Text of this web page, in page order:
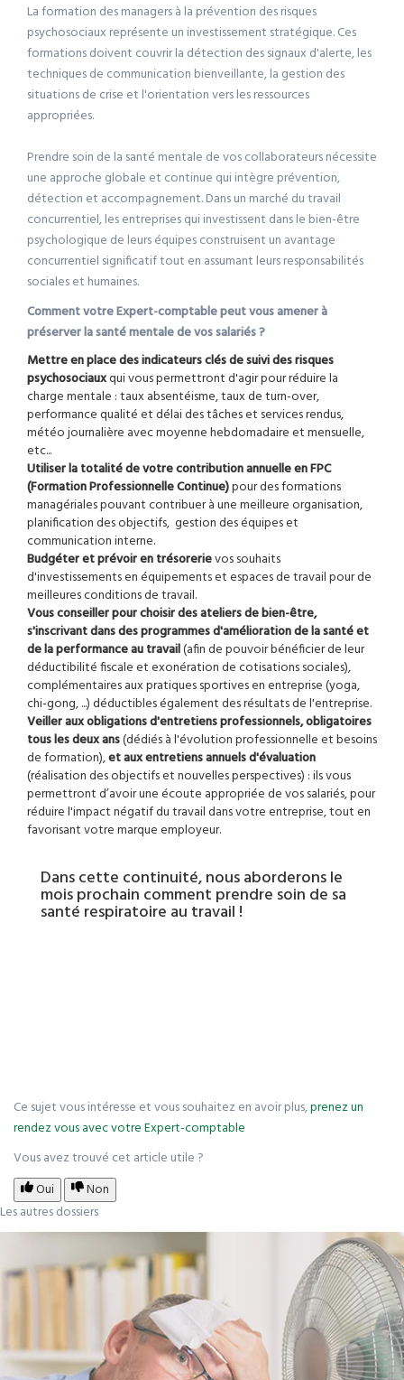
La formation des managers à la prévention des risques
psychosociaux représente un investissement stratégique. Ces
formations doivent couvrir la détection des signaux d'alerte, les
techniques de communication bienveillante, la gestion des
situations de crise et l'orientation vers les ressources
appropriées.
Prendre soin de la santé mentale de vos collaborateurs nécessite
une approche globale et continue qui intègre prévention,
détection et accompagnement. Dans un marché du travail
concurrentiel, les entreprises qui investissent dans le bien-être
psychologique de leurs équipes construisent un avantage
concurrentiel significatif tout en assumant leurs responsabilités
sociales et humaines.
Comment votre Expert-comptable peut vous amener à
préserver la santé mentale de vos salariés ?
Mettre en place des indicateurs clés de suivi des risques
psychosociauxqui vous permettront d'agir pour réduire la
charge mentale : taux absentéisme, taux de turn-over,
performance qualité et délai des tâches et services rendus,
météo journalière avec moyenne hebdomadaire et mensuelle,
etc...
Utiliser la totalité de votre contribution annuelle en FPC
(Formation Professionnelle Continue)pour des formations
managériales pouvant contribuer à une meilleure organisation,
planification des objectifs, gestion des équipes et
communication interne.
Budgéter et prévoir en trésorerievos souhaits
d'investissements en équipements et espaces de travail pour de
meilleures conditions de travail.
Vous conseiller pour choisir des ateliers de bien-être,
s'inscrivant dans des programmes d'amélioration de la santé et
de la performance au travail(afin de pouvoir bénéficier de leur
déductibilité fiscale et exonération de cotisations sociales),
complémentaires aux pratiques sportives en entreprise (yoga,
chi-gong, ...) déductibles également des résultats de l'entreprise.
Veiller aux obligations d'entretiens professionnels, obligatoires
tous les deux ans(dédiés à l'évolution professionnelle et besoins
de formation),et aux entretiens annuels d'évaluation
(réalisation des objectifs et nouvelles perspectives) : ils vous
permettront d’avoir une écoute appropriée de vos salariés, pour
réduire l'impact négatif du travail dans votre entreprise, tout en
favorisant votre marque employeur.
Dans cette continuité, nous aborderons le
mois prochain comment prendre soin de sa
santé respiratoire au travail !
Ce sujet vous intéresse et vous souhaitez en avoir plus,prenez un
rendez vous avec votre Expert-comptable
Vous avez trouvé cet article utile ?
Oui
Non
Les autres dossiers